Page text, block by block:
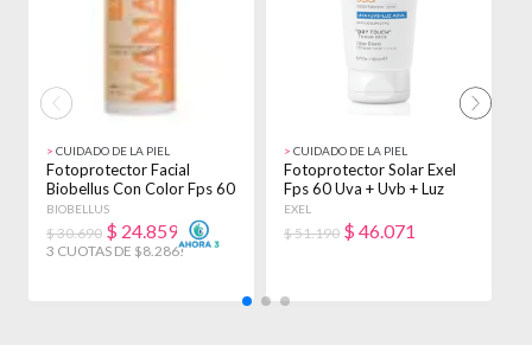
> CUIDADO DE LA PIEL
Fotoprotector Facial
Biobellus Con Color Fps 60
Diario 50ml
BIOBELLUS
$ 30.690 $ 24.859
3 CUOTAS DE $8.286!
> CUIDADO DE LA PIEL
Fotoprotector Solar Exel
Fps 60 Uva + Uvb + Luz
Azul X 150ml
EXEL
$ 51.190 $ 46.071